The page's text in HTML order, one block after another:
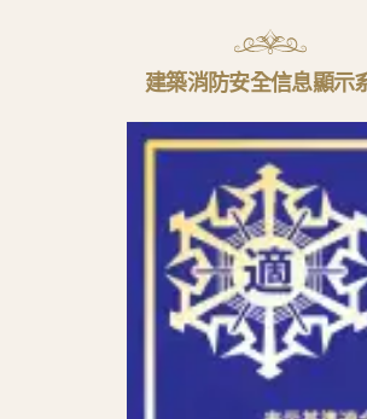
建築消防安全信息顯示